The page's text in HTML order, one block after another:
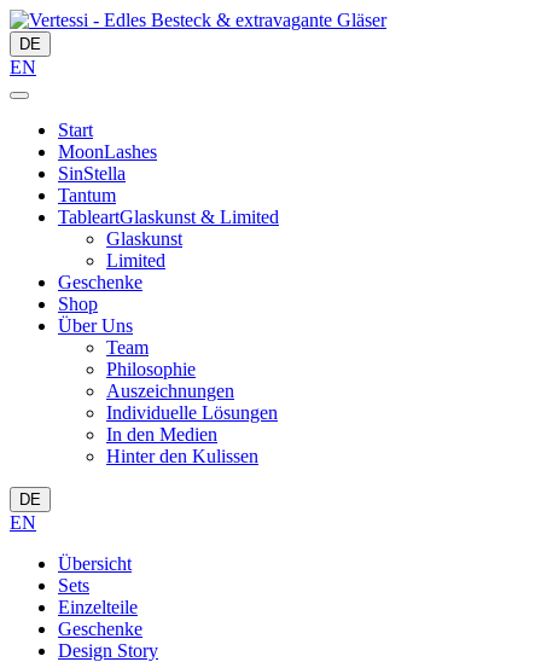
DE
EN
Start
MoonLashes
SinStella
Tantum
TableartGlaskunst & Limited
Glaskunst
Limited
Geschenke
Shop
Über Uns
Team
Philosophie
Auszeichnungen
Individuelle Lösungen
In den Medien
Hinter den Kulissen
DE
EN
Übersicht
Sets
Einzelteile
Geschenke
Design Story